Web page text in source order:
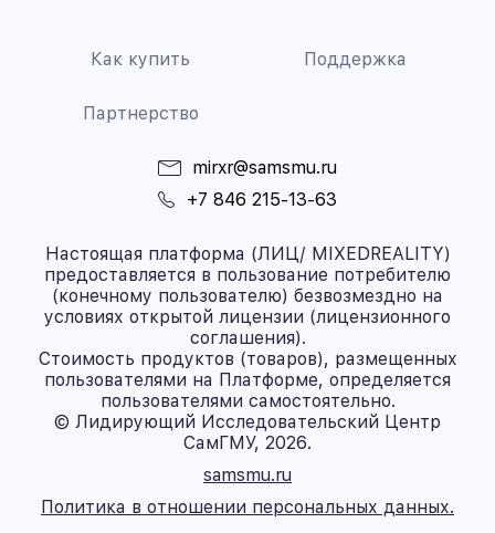
Как купить Поддержка
Партнерство
mirxr@samsmu.ru
+7 846 215-13-63
Настоящая платформа (ЛИЦ/ MIXEDREALITY)
предоставляется в пользование потребителю
(конечному пользователю) безвозмездно на
условиях открытой лицензии (лицензионного
соглашения).
Стоимость продуктов (товаров), размещенных
пользователями на Платформе, определяется
пользователями самостоятельно.
© Лидирующий Исследовательский Центр
СамГМУ, 2026.
samsmu.ru
Политика в отношении персональных данных.